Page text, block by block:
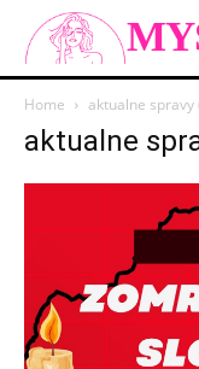
Home aktualne spravy
aktualne